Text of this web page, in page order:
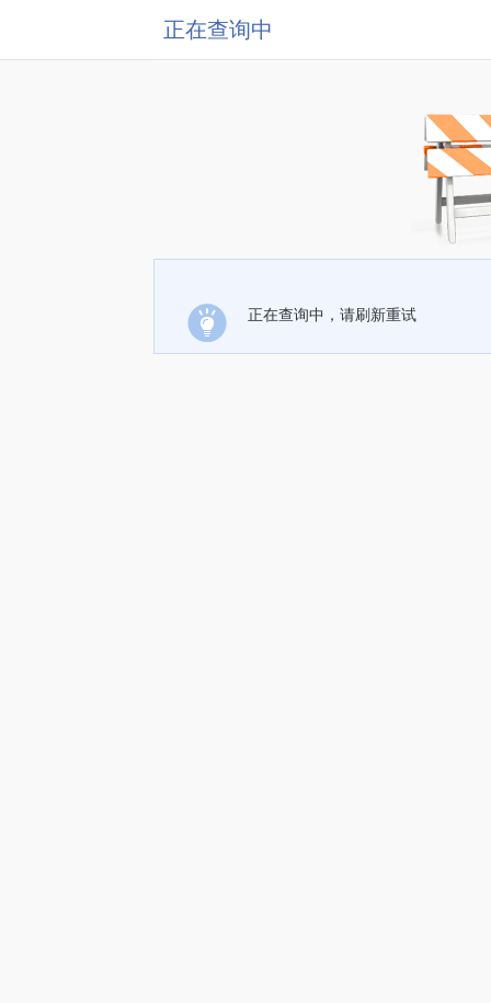
正在查询中
正在查询中，请刷新重试